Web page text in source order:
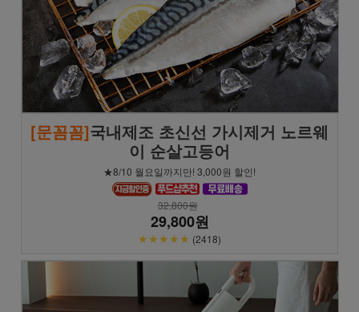
[문꼼꼼]국내제조 초신선 가시제거 노르웨
이 순살고등어
★8/10 월요일까지만! 3,000원 할인!
32,800원
29,800원
★★★★★ (2418)